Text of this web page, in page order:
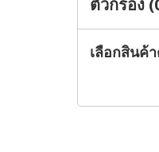
ตัวกรอง (
เลือกสินค้